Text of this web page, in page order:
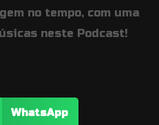
no tempo, com uma
neste Podcast!
WhatsApp